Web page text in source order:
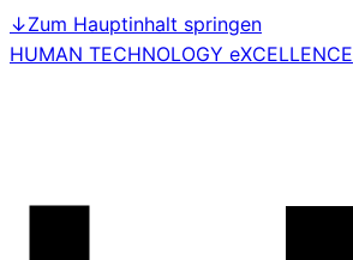
↓Zum Hauptinhalt springen
HUMAN TECHNOLOGY eXCELLENCE